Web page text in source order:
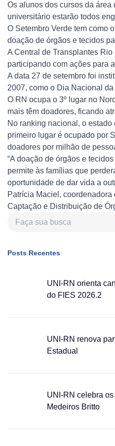
Os alunos dos cursos da área
universitário estarão todos
O Setembro Verde tem como
doação de órgãos e tecidos
A Central de Transplantes
participando com ações para
A data 27 de setembro foi
2007, como o Dia Nacional
O RN ocupa o 3º lugar no
mais têm doadores, ficando
No ranking nacional, o estado
primeiro lugar é ocupado por
doadores por milhão de
“A doação de órgãos e
permite às famílias que
oportunidade de dar vida a
Patrícia Maciel,
Captação e Distribuição de
Posts Recentes
UNI-RN orienta
do FIES 2026.2
UNI-RN renova
Estadual
UNI-RN celebra
Medeiros Britto